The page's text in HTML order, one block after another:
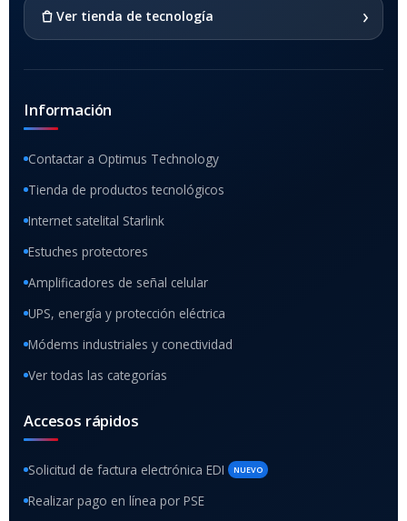
Ver tienda de tecnología ›
Información
Contactar a Optimus Technology
Tienda de productos tecnológicos
Internet satelital Starlink
Estuches protectores
Amplificadores de señal celular
UPS, energía y protección eléctrica
Módems industriales y conectividad
Ver todas las categorías
Accesos rápidos
Solicitud de factura electrónica EDI NUEVO
Realizar pago en línea por PSE